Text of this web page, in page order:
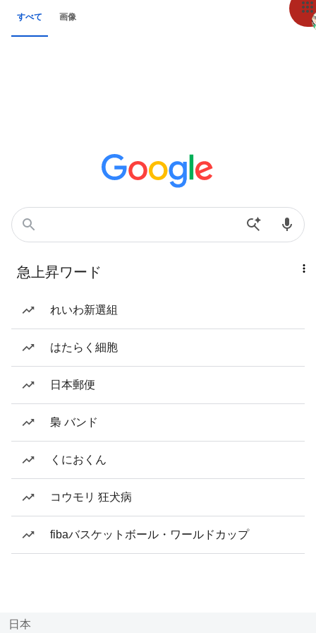
すべて 画像
急上昇ワード
れいわ新選組
はたらく細胞
日本郵便
梟 バンド
くにおくん
コウモリ 狂犬病
fibaバスケットボール・ワールドカップ
日本